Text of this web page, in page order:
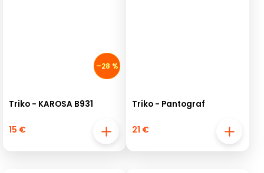
–28 %
Triko - KAROSA B931
15 €
Triko - Pantograf
21 €